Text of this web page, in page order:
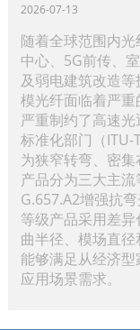
2026-07-13
随着全球范围内
中心、5G前传、
及弱电建筑改造
模光纤面临着严重
严重制约了高速
标准化部门（ITU-
为狭窄转弯、密
产品分为三大主流
G.657.A2增强抗
等级产品采用差
曲半径、模场直径
能够满足从经济
应用场景需求。